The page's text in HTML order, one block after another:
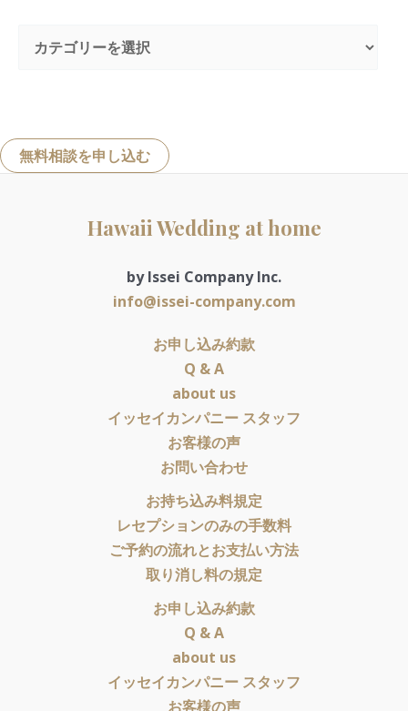
無料相談を申し込む
Hawaii Wedding at home
by Issei Company Inc.
info@issei-company.com
お申し込み約款
Q & A
about us
イッセイカンパニー スタッフ
お客様の声
お問い合わせ
お持ち込み料規定
レセプションのみの手数料
ご予約の流れとお支払い方法
取り消し料の規定
お申し込み約款
Q & A
about us
イッセイカンパニー スタッフ
お客様の声